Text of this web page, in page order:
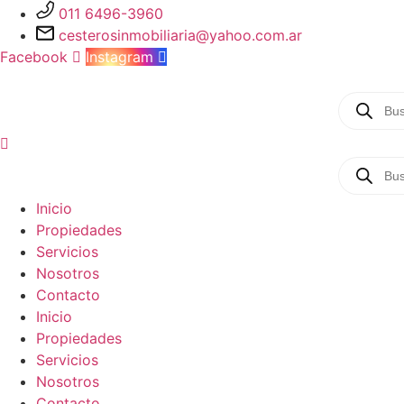
contenido
011 6496-3960
cesterosinmobiliaria@yahoo.com.ar
Facebook
Instagram
Búsqueda
Búsqueda
Inicio
Propiedades
Servicios
Nosotros
Contacto
Inicio
Propiedades
Servicios
Nosotros